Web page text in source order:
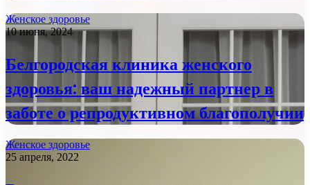
Женское здоровье
10 июня, 2024
Белгородская клиника женского
здоровья: ваш надежный партнер в
заботе о репродуктивном благополучии
Женское здоровье
25 апреля, 2022